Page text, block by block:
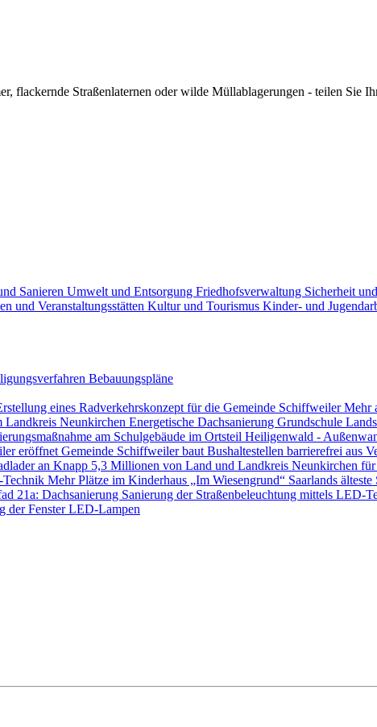
flackernde Straßenlaternen oder wilde Müllablagerungen - teilen Sie
Sanieren Umwelt und Entsorgung Friedhofsverwaltung Sicherheit
und Veranstaltungsstätten Kultur und Tourismus Kinder- und
Bebauungspläne
eines Radverkehrskonzept für die Gemeinde SchiffweilerMehr
Neunkirchen Energetische Dachsanierung Grundschule
am Schulgebäude im Ortsteil Heiligenwald -
eröffnet Gemeinde Schiffweiler baut Bushaltestellen barrierefrei aus
an Knapp 5,3 Millionen von Land und Landkreis Neunkirchen
Technik Mehr Plätze im Kinderhaus „Im Wiesengrund“ Saarlands
21a: Dachsanierung Sanierung der Straßenbeleuchtung mittels LED-
der FensterLED-Lampen